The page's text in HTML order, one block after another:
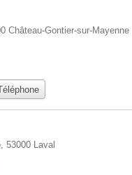
Château-Gontier-sur-Mayenne
53000 Laval